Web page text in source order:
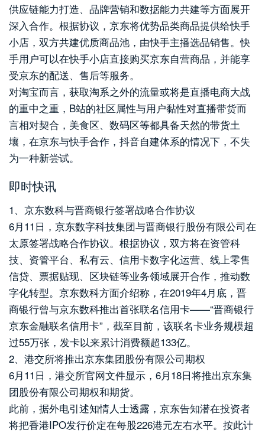
供应链能力打造、品牌营销和数据能力共建等方面展开
深入合作。根据协议，京东将优势品类商品提供给快手
小店，双方共建优质商品池，由快手主播选品销售。快
手用户可以在快手小店直接购买京东自营商品，并能享
受京东的配送、售后等服务。
对淘宝而言，获取淘系之外的流量或将是直播电商大战
的重中之重，B站的社区属性与用户黏性对直播带货而
言相对契合，美食区、数码区等都具备天然的带货土
壤，在京东与快手合作，抖音自建体系的情况下，不失
为一种新尝试。
即时快讯
1、京东数科与晋商银行签署战略合作协议
6月11日，京东数字科技集团与晋商银行股份有限公司在
太原签署战略合作协议。根据协议，双方将在资管科
技、资管平台、私有云、信用卡数字化运营、线上零售
信贷、票据贴现、区块链等业务领域展开合作，推动数
字化转型。京东数科方面介绍称，在2019年4月底，晋
商银行曾与京东数科推出首张联名信用卡——“晋商银行
京东金融联名信用卡”，截至目前，该联名卡业务规模超
过55万张，发卡以来累计消费额超133亿。
2、港交所将推出京东集团股份有限公司期权
6月11日，港交所官网文件显示，6月18日将推出京东集
团股份有限公司期权和期货。
此前，据外电引述知情人士透露，京东告知潜在投资者
将把香港IPO发行价定在每股226港元左右水平。按此计